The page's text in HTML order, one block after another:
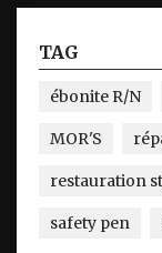
TAG
ébonite R/N
MOR'S
restauration
safety pen